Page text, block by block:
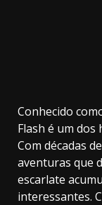
Conhecido
Flash é um dos
Com décadas
aventuras que
escarlate
interessantes.